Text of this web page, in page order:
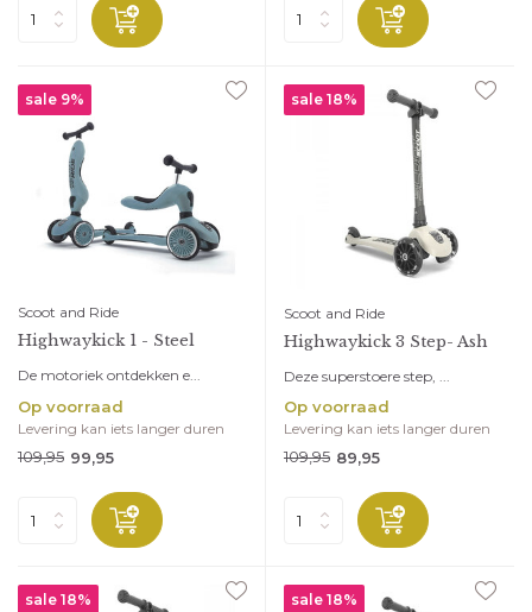
sale 9%
Scoot and Ride
Highwaykick 1 - Steel
De motoriek ontdekken e...
Op voorraad
Levering kan iets langer duren
109,95 99,95
sale 18%
Scoot and Ride
Highwaykick 3 Step- Ash
Deze superstoere step, ...
Op voorraad
Levering kan iets langer duren
109,95 89,95
sale 18% sale 18%